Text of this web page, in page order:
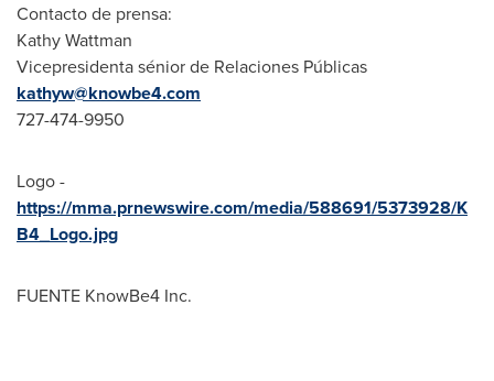
Contacto de prensa:
Kathy Wattman
Vicepresidenta sénior de Relaciones Públicas
kathyw@knowbe4.com
727-474-9950
Logo -
https://mma.prnewswire.com/media/588691/5373928/K
B4_Logo.jpg
FUENTE KnowBe4 Inc.